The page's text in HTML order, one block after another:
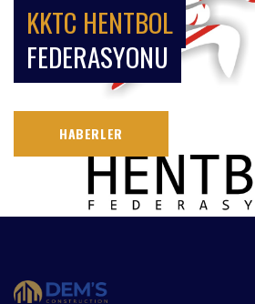
KKTC HENTBOL
FEDERASYONU
HABERLER